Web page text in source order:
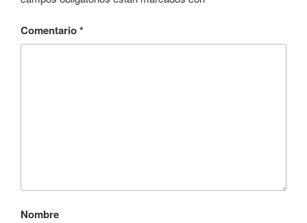
Comentario*
Nombre